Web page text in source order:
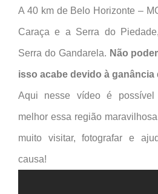
A 40 km de Belo Horizonte –
Caraça e a Serra do
Serra do Gandarela. Não
isso acabe devido à ganância
Aqui nesse vídeo é possível
melhor essa região
muito visitar, fotografar e
causa!